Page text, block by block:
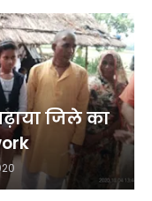
जिले का